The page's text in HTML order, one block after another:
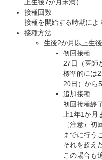
上生後7か月未満）
接種回数
接種を開始する時期によ
接種方法
生後2か月以上生
初回接種
27日（医師
標準的には
20日）から
追加接種
初回接種終
上1年1か月
（注意）
までに行う
それを超え
この場合も